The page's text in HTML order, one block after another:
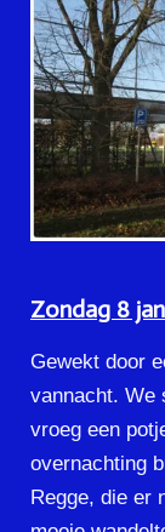
Zondag 8
Gewekt door
vannacht. We
vroeg een
overnachting
Regge, die er